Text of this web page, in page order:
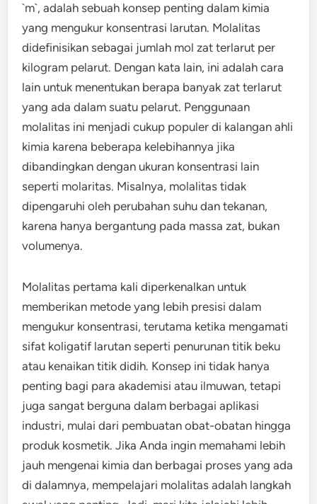
`m`, adalah sebuah konsep penting dalam kimia
yang mengukur konsentrasi larutan. Molalitas
didefinisikan sebagai jumlah mol zat terlarut per
kilogram pelarut. Dengan kata lain, ini adalah cara
lain untuk menentukan berapa banyak zat terlarut
yang ada dalam suatu pelarut. Penggunaan
molalitas ini menjadi cukup populer di kalangan ahli
kimia karena beberapa kelebihannya jika
dibandingkan dengan ukuran konsentrasi lain
seperti molaritas. Misalnya, molalitas tidak
dipengaruhi oleh perubahan suhu dan tekanan,
karena hanya bergantung pada massa zat, bukan
volumenya.
Molalitas pertama kali diperkenalkan untuk
memberikan metode yang lebih presisi dalam
mengukur konsentrasi, terutama ketika mengamati
sifat koligatif larutan seperti penurunan titik beku
atau kenaikan titik didih. Konsep ini tidak hanya
penting bagi para akademisi atau ilmuwan, tetapi
juga sangat berguna dalam berbagai aplikasi
industri, mulai dari pembuatan obat-obatan hingga
produk kosmetik. Jika Anda ingin memahami lebih
jauh mengenai kimia dan berbagai proses yang ada
di dalamnya, mempelajari molalitas adalah langkah